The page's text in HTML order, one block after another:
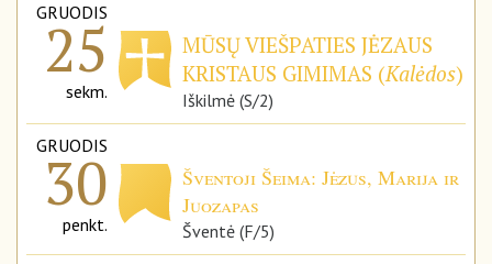
GRUODIS
25
sekm.
MŪSŲ VIEŠPATIES JĖZAUS
KRISTAUS GIMIMAS (Kalėdos)
Iškilmė (S/2)
GRUODIS
30
penkt.
Šventoji Šeima: Jėzus, Marija ir
Juozapas
Šventė (F/5)